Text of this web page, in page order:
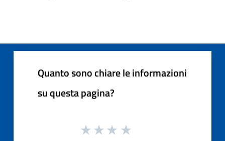
Quanto sono chiare le informazioni
su questa pagina?